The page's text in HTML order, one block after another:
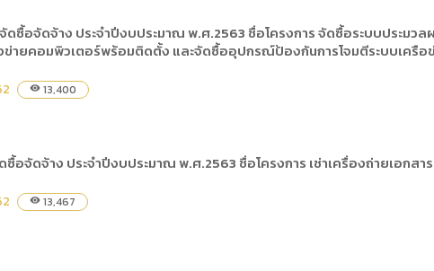
ดซื้อจัดจ้าง ประจำปีงบประมาณ พ.ศ.2563 ชื่อโครงการ จัดซื้อระบบประม
ข่ายคอมพิวเตอร์พร้อมติดตั้ง และจัดซื้ออุปกรณ์ป้องกันการโจมตีระบบเครื
visibility 13,400
อจัดจ้าง ประจำปีงบประมาณ พ.ศ.2563 ชื่อโครงการ เช่าเครื่องถ่ายเอกสาร
visibility 13,467